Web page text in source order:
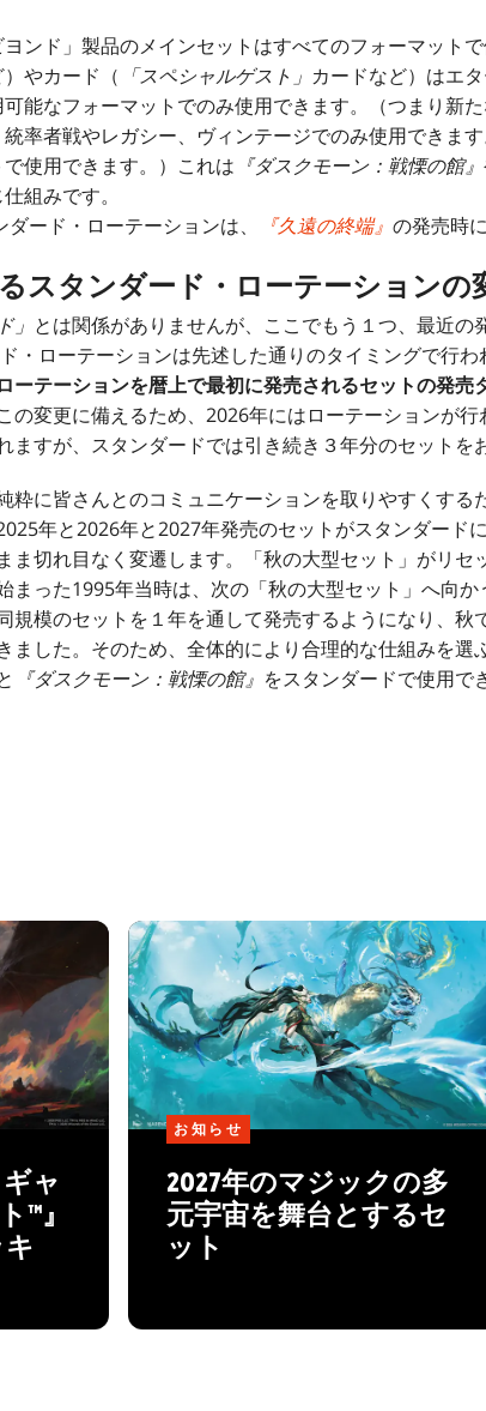
ヨンド」製品のメインセットはすべてのフォーマット
やカード（ 「スペシャルゲスト」 カードなど）はエ
能なフォーマットでのみ使用できます。（つまり新
率者戦やレガシー、ヴィンテージでのみ使用できま
使用できます。）これは 『ダスクモーン：戦慄の館』
組みです。
ード・ローテーションは、
『久遠の終端』 の発売時
スタンダード・ローテーションの
」 とは関係がありませんが、ここでもう１つ、最近の
・ローテーションは先述した通りのタイミングで行わ
ーテーションを暦上で最初に発売されるセットの発売
の変更に備えるため、2026年にはローテーションが
ますが、スタンダードでは引き続き３年分のセットを
粋に皆さんとのコミュニケーションを取りやすくする
年と2026年と2027年発売のセットがスタンダード
ま切れ目なく変遷します。「秋の大型セット」がリセ
まった1995年当時は、次の「秋の大型セット」へ向
規模のセットを１年を通して発売するようになり、秋
ました。そのため、全体的により合理的な仕組みを選
『ダスクモーン：戦慄の館』 をスタンダードで使用で
ャ
™』
お知らせ
2027年のマジックの多
元宇宙を舞台とするセ
ット